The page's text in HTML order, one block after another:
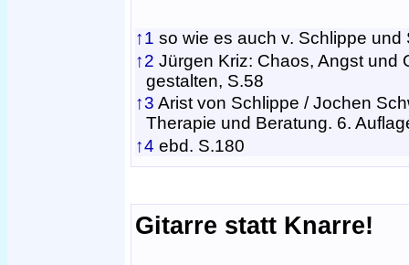
↑1 so wie es auch v. Schlippe
↑2 Jürgen Kriz: Chaos, Angst und
gestalten, S.58
↑3 Arist von Schlippe / Jochen
Therapie und Beratung. 6.
↑4 ebd. S.180
Gitarre statt Knarre!